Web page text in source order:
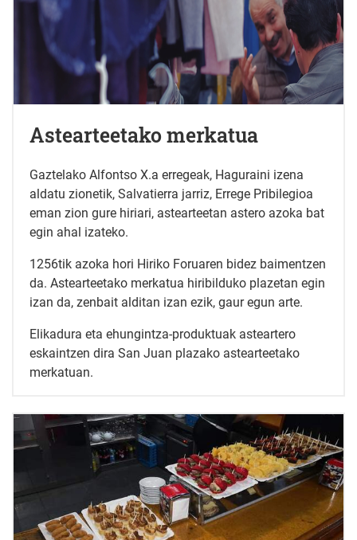
Astearteetako merkatua
Gaztelako Alfontso X.a erregeak, Haguraini izena
aldatu zionetik, Salvatierra jarriz, Errege Pribilegioa
eman zion gure hiriari, astearteetan astero azoka bat
egin ahal izateko.
1256tik azoka hori Hiriko Foruaren bidez baimentzen
da. Astearteetako merkatua hiribilduko plazetan egin
izan da, zenbait alditan izan ezik, gaur egun arte.
Elikadura eta ehungintza-produktuak asteartero
eskaintzen dira San Juan plazako astearteetako
merkatuan.